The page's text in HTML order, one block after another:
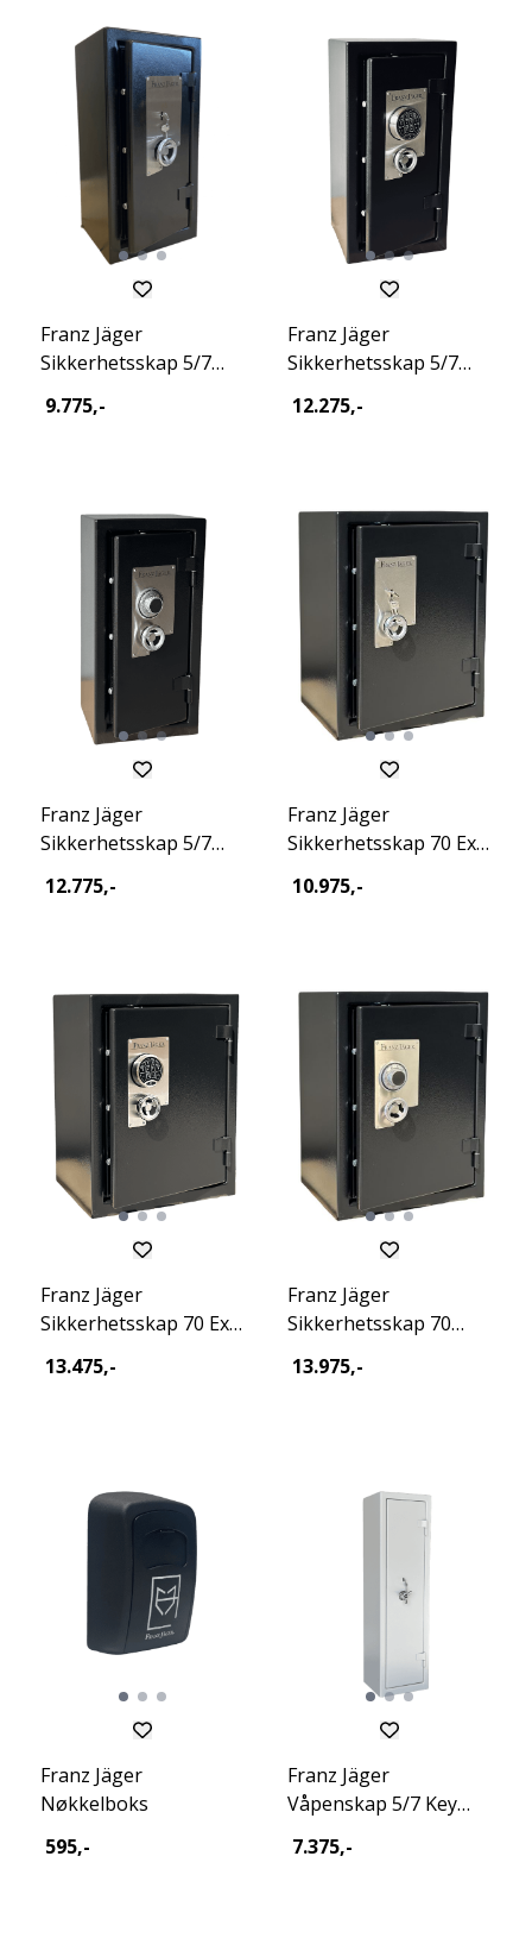
Franz Jäger
Sikkerhetsskap 5/7
9.775,-
Franz Jäger
Sikkerhetsskap 5/7
12.275,-
Franz Jäger
Sikkerhetsskap 5/7
12.775,-
Franz Jäger
Sikkerhetsskap 70 Excl
10.975,-
Franz Jäger
Sikkerhetsskap 70 Excl
13.475,-
Franz Jäger
Sikkerhetsskap 70
13.975,-
Franz Jäger
Nøkkelboks
595,-
Franz Jäger
Våpenskap 5/7 Key
7.375,-